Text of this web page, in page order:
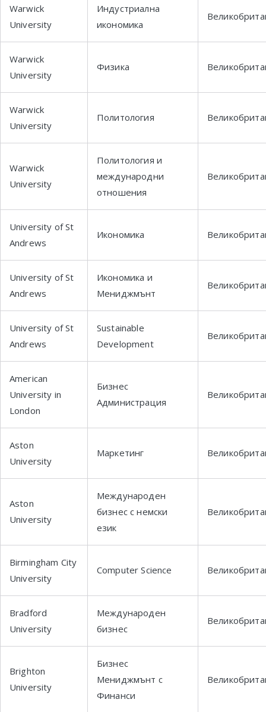
Warwick
University
Индустриална
икономика
Warwick
University
Физика
Warwick
University
Политология
Warwick
University
Политология и
международни
отношения
University of St
Andrews
Икономика
University of St
Andrews
Икономика и
Мениджмънт
University of St
Andrews
Sustainable
Development
American
University in
London
Бизнес
Администрация
Aston
University
Маркетинг
Aston
University
Международен
бизнес с немски
език
Birmingham City
University
Computer Science
Bradford
University
Международен
бизнес
Brighton
University
Бизнес
Мениджмънт с
Финанси